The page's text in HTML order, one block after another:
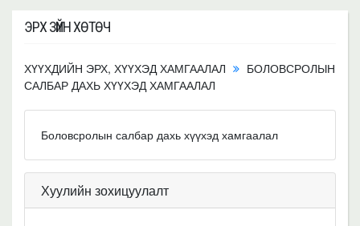
ЭРХ ЗҮЙН ХӨТӨЧ
ХҮҮХДИЙН ЭРХ, ХҮҮХЭД ХАМГААЛАЛ
БОЛОВСРОЛЫН
САЛБАР ДАХЬ ХҮҮХЭД ХАМГААЛАЛ
Боловсролын салбар дахь хүүхэд хамгаалал
Хуулийн зохицуулалт